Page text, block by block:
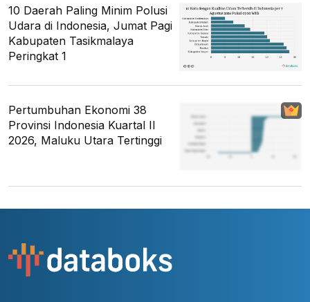
10 Daerah Paling Minim Polusi
Udara di Indonesia, Jumat Pagi
Kabupaten Tasikmalaya
Peringkat 1
Pertumbuhan Ekonomi 38
Provinsi Indonesia Kuartal II
2026, Maluku Utara Tertinggi